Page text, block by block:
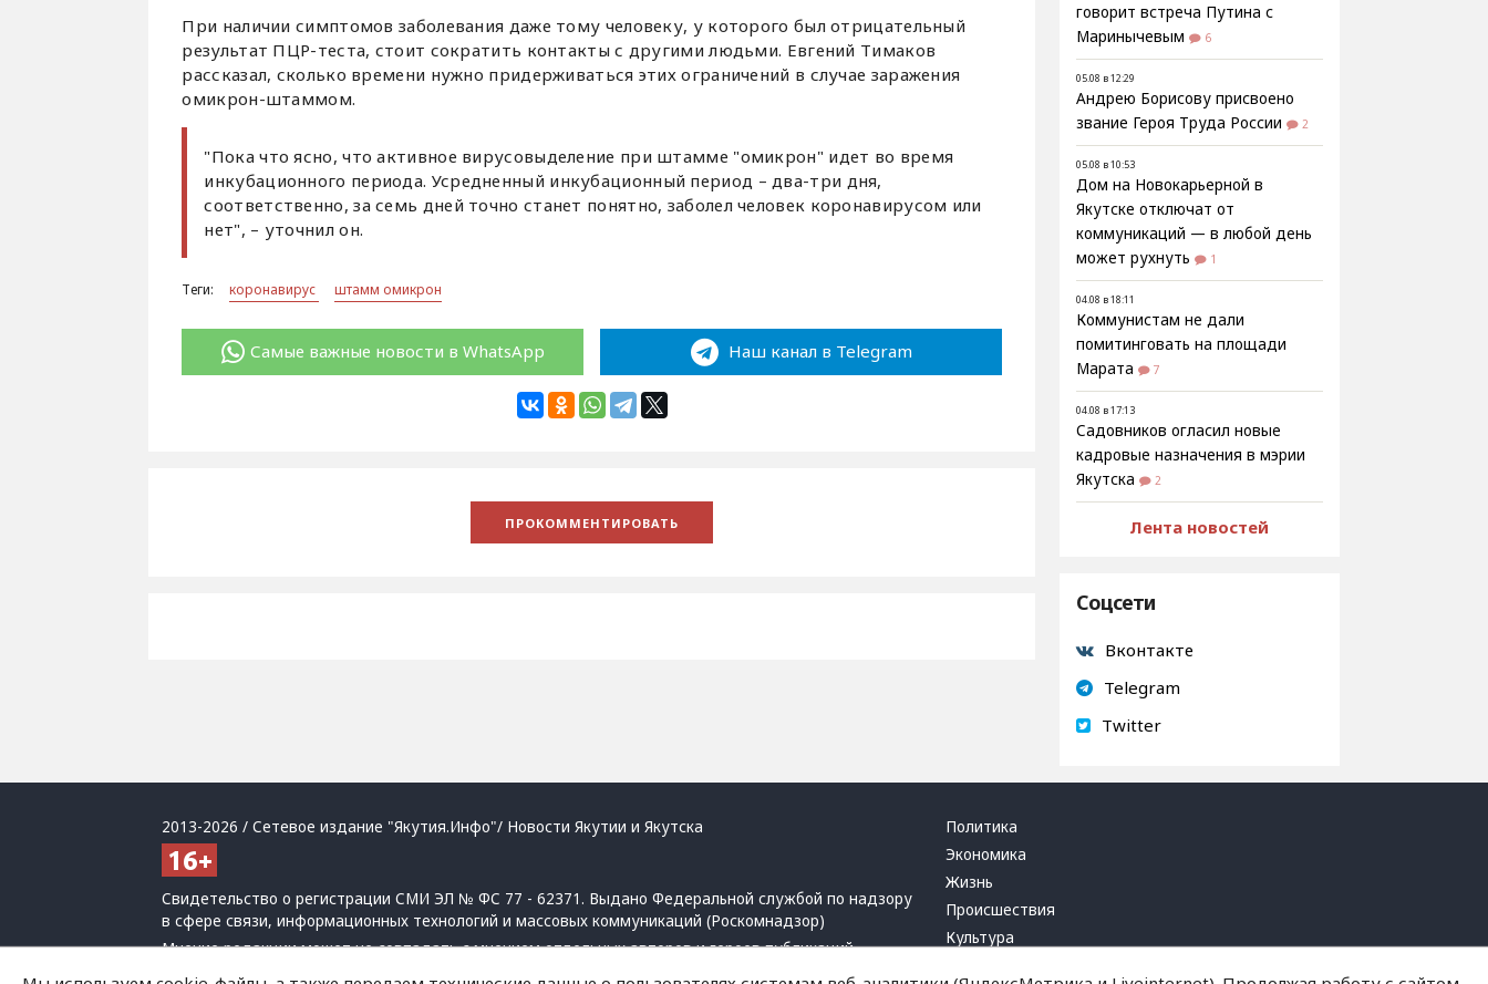
При наличии симптомов заболевания даже тому человеку, у которого был отрицательный
результат ПЦР-теста, стоит сократить контакты с другими людьми. Евгений Тимаков
рассказал, сколько времени нужно придерживаться этих ограничений в случае заражения
омикрон-штаммом.
"Пока что ясно, что активное вирусовыделение при штамме "омикрон" идет во время
инкубационного периода. Усредненный инкубационный период – два-три дня,
соответственно, за семь дней точно станет понятно, заболел человек коронавирусом или
нет", – уточнил он.
Теги: коронавирус штамм омикрон
Самые важные новости в WhatsApp Наш канал в Telegram
говорит встреча Путина с
Маринычевым
6
05.08 в 12:29
Андрею Борисову присвоено
звание Героя Труда России
2
05.08 в 10:53
Дом на Новокарьерной в
Якутске отключат от
коммуникаций — в любой день
может рухнуть
1
04.08 в 18:11
Коммунистам не дали
помитинговать на площади
Марата
7
04.08 в 17:13
Садовников огласил новые
кадровые назначения в мэрии
Якутска
2
Лента новостей
Соцсети
Вконтакте
Telegram
Twitter
2013-2026 / Сетевое издание "Якутия.Инфо"/ Новости Якутии и Якутска
Свидетельство о регистрации СМИ ЭЛ № ФС 77 - 62371. Выдано Федеральной службой по надзору
в сфере связи, информационных технологий и массовых коммуникаций (Роскомнадзор)
Мнение редакции может не совпадать с мнением отдельных авторов и героев публикаций.
При использовании материалов обязательна активная ссылка на сайт.
Политика
Экономика
Жизнь
Происшествия
Культура